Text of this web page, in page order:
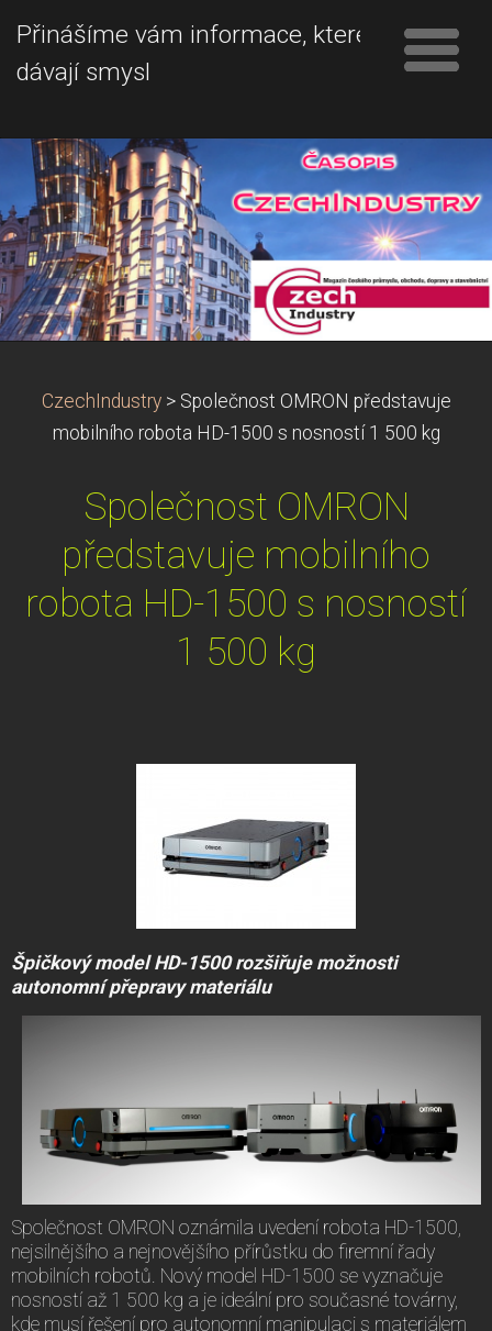
Přinášíme vám informace, které
dávají smysl
CzechIndustry > Společnost OMRON představuje
mobilního robota HD-1500 s nosností 1 500 kg
Společnost OMRON
představuje mobilního
robota HD-1500 s nosností
1 500 kg
Špičkový model HD-1500 rozšiřuje možnosti
autonomní přepravy materiálu
Společnost OMRON oznámila uvedení robota HD-1500,
nejsilnějšího a nejnovějšího přírůstku do firemní řady
mobilních robotů. Nový model HD-1500 se vyznačuje
nosností až 1 500 kg a je ideální pro současné továrny,
kde musí řešení pro autonomní manipulaci s materiálem